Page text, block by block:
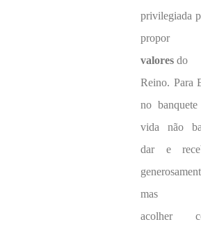
privilegiada
propor
valoresdo
Reino. Para
no
vida não
dar e
mas
acolher